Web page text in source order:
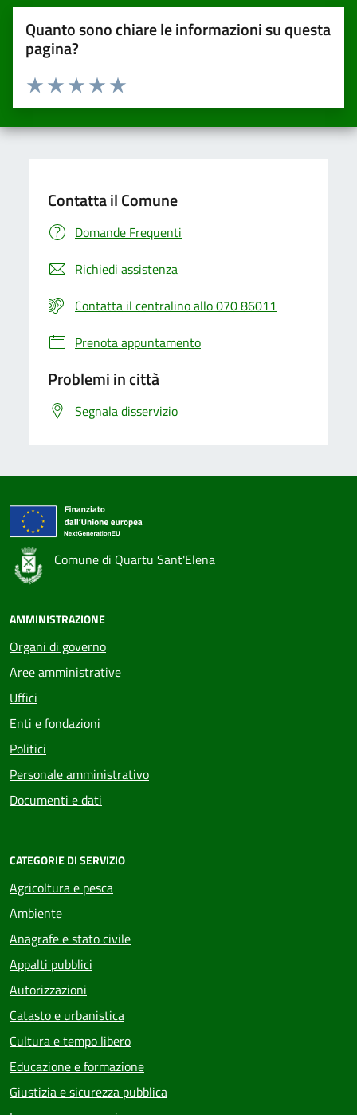
Quanto sono chiare le informazioni su questa
pagina?
Valuta da 1 a 5 stelle la pagina
Valuta 5 stelle su 5
Valuta 4 stelle su 5
Valuta 3 stelle su 5
Valuta 2 stelle su 5
Valuta una stella su 5
Contatta il Comune
Domande Frequenti
Richiedi assistenza
Contatta il centralino allo 070 86011
Prenota appuntamento
Problemi in città
Segnala disservizio
Comune di Quartu Sant'Elena
AMMINISTRAZIONE
Organi di governo
Aree amministrative
Uffici
Enti e fondazioni
Politici
Personale amministrativo
Documenti e dati
CATEGORIE DI SERVIZIO
Agricoltura e pesca
Ambiente
Anagrafe e stato civile
Appalti pubblici
Autorizzazioni
Catasto e urbanistica
Cultura e tempo libero
Educazione e formazione
Giustizia e sicurezza pubblica